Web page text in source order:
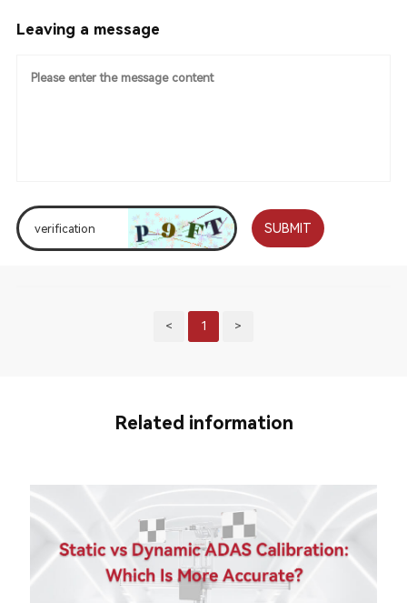
Leaving a message
SUBMIT
< 1 >
Related information